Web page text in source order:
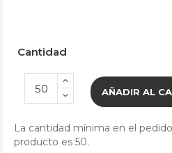
Cantidad
AÑADIR AL
La cantidad mínima en el
producto es 50.